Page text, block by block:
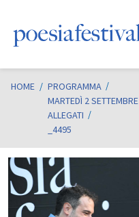
HOME / PROGRAMMA
MARTEDÌ 2 SETTEMBRE
ALLEGATI
_4495